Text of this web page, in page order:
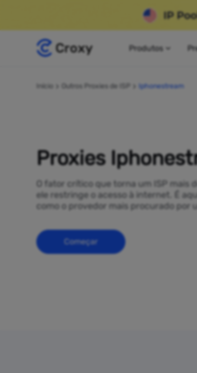
Produtos
Início Outros Proxies de ISP Iphonestream
Proxies
O fator crítico que torna um ISP mais
ele restringe o acesso à internet. É
como o provedor mais procurado por
Começar